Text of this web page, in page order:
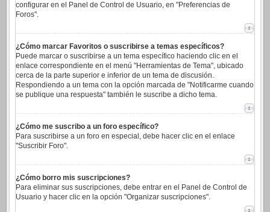
configurar en el Panel de Control de Usuario, en "Preferencias de
Foros".
¿Cómo marcar Favoritos o suscribirse a temas específicos?
Puede marcar o suscribirse a un tema específico haciendo clic en el
enlace correspondiente en el menú "Herramientas de Tema", ubicado
cerca de la parte superior e inferior de un tema de discusión.
Respondiendo a un tema con la opción marcada de "Notificarme cuando
se publique una respuesta" también le suscribe a dicho tema.
¿Cómo me suscribo a un foro específico?
Para suscribirse a un foro en especial, debe hacer clic en el enlace
"Suscribir Foro".
¿Cómo borro mis suscripciones?
Para eliminar sus suscripciones, debe entrar en el Panel de Control de
Usuario y hacer clic en la opción "Organizar suscripciones".